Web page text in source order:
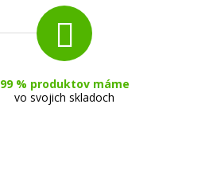
99 % produktov máme
vo svojich skladoch